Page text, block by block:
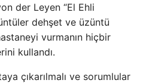
der Leyen “El Ehli
dehşet ve üzüntü
vurmanın hiçbir
kullandı.
çıkarılmalı ve sorumlular